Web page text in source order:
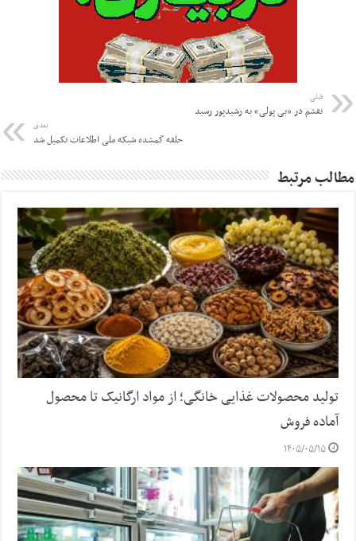
قبلی
نقشم در «بی پولی» به رشیدپور رسید
بعدی
حلقه گمشده شبکه ملی اطلاعات تکمیل شد
مطالب مرتبط
تولید محصولات غذایی خانگی؛ از مواد ارگانیک تا محصول
آماده فروش
۱۴۰۵/۰۵/۱۵